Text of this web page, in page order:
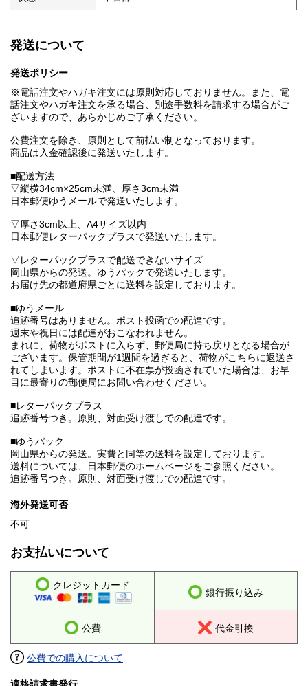
発送について
発送ポリシー
※電話注文やハガキ注文には原則対応しておりません。また、電
話注文やハガキ注文を承る場合、別途手数料を請求する場合がご
ざいますので、あらかじめご了承ください。
公費注文を除き、原則として前払い制となっております。
商品は入金確認後に発送いたします。
■配送方法
▽縦横34cm×25cm未満、厚さ3cm未満
日本郵便ゆうメールで発送いたします。
▽厚さ3cm以上、A4サイズ以内
日本郵便レターパックプラスで発送いたします。
▽レターパックプラスで配送できないサイズ
岡山県からの発送。ゆうパックで発送いたします。
お届け先の都道府県ごとに送料を設定しております。
■ゆうメール
追跡番号はありません。ポスト投函での配達です。
週末や祝日には配達がおこなわれません。
まれに、荷物がポストに入らず、郵便局に持ち戻りとなる場合が
ございます。保管期間が1週間を過ぎると、荷物がこちらに返送さ
れてしまいます。ポストに不在票が投函されていた場合は、お早
目に最寄りの郵便局にお問い合わせください。
■レターパックプラス
追跡番号つき。原則、対面受け渡しでの配達です。
■ゆうパック
岡山県からの発送。実費と同等の送料を設定しております。
送料については、日本郵便のホームページをご参照ください。
追跡番号つき。原則、対面受け渡しでの配達です。
海外発送可否
不可
お支払いについて
クレジットカード
銀行振り込み
公費 代金引換
公費での購入について